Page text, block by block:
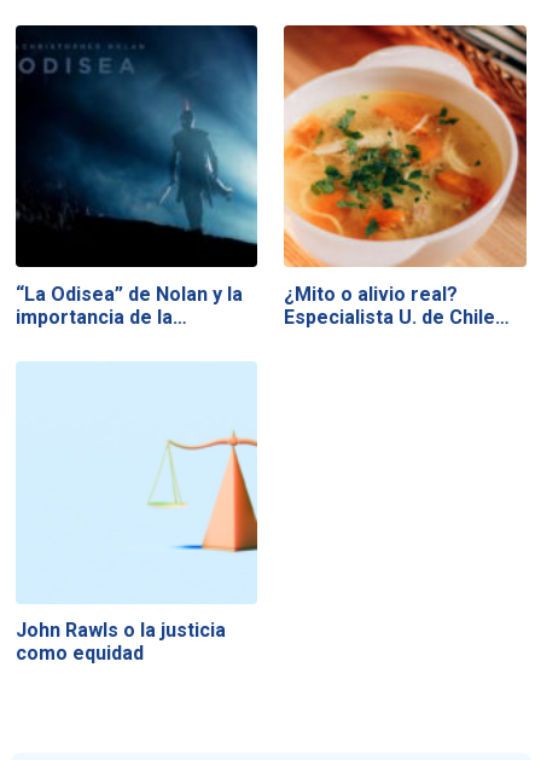
“La Odisea” de Nolan y la
importancia de la…
¿Mito o alivio real?
Especialista U. de Chile…
John Rawls o la justicia
como equidad